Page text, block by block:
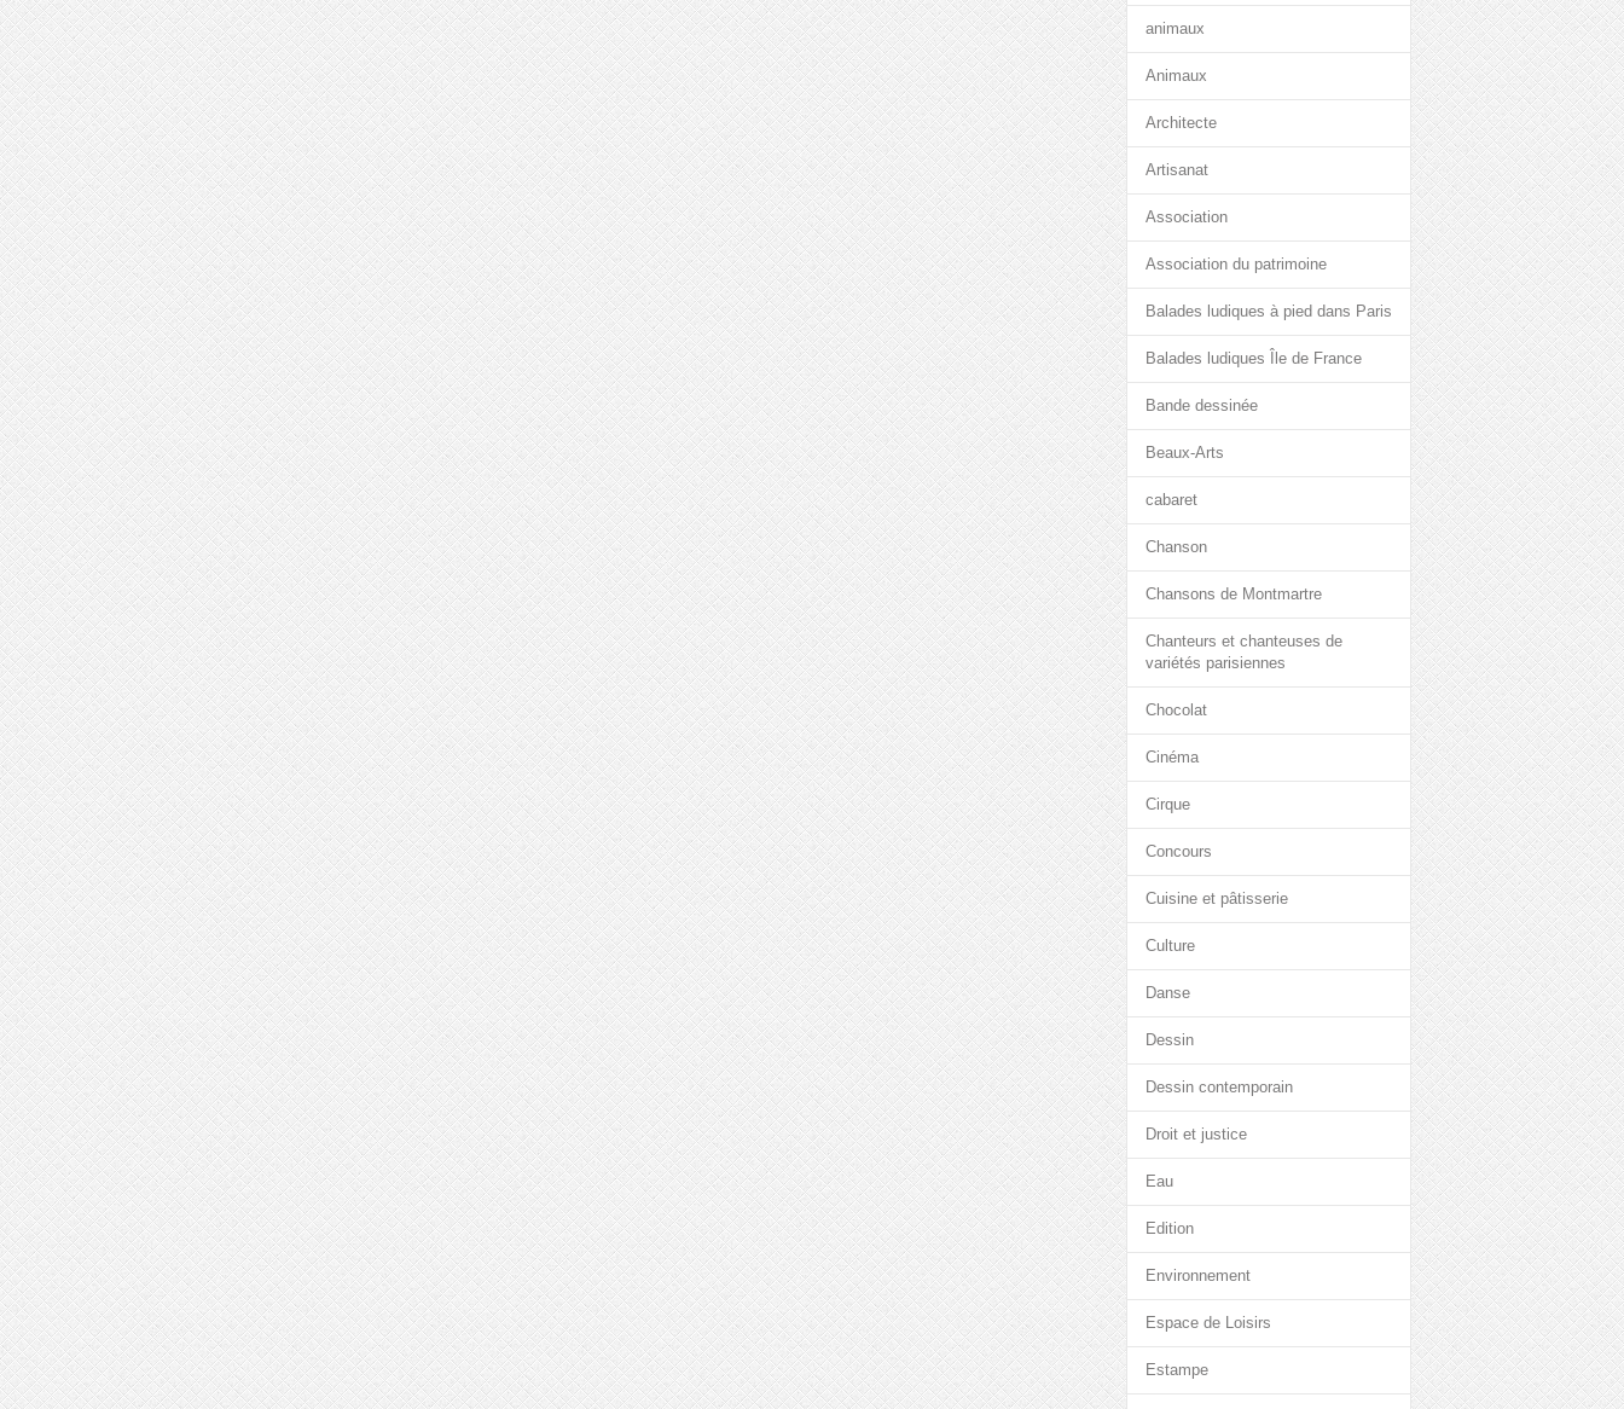
animaux
Animaux
Architecte
Artisanat
Association
Association du patrimoine
Balades ludiques à pied dans Paris
Balades ludiques Île de France
Bande dessinée
Beaux-Arts
cabaret
Chanson
Chansons de Montmartre
Chanteurs et chanteuses de
variétés parisiennes
Chocolat
Cinéma
Cirque
Concours
Cuisine et pâtisserie
Culture
Danse
Dessin
Dessin contemporain
Droit et justice
Eau
Edition
Environnement
Espace de Loisirs
Estampe